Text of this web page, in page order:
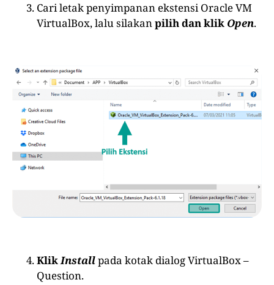
Cari letak penyimpanan ekstensi Oracle VM
VirtualBox, lalu silakanpilih dan klik Open.
KlikInstallpada kotak dialog VirtualBox –
Question.